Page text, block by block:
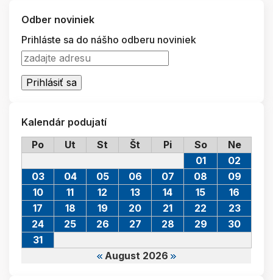
Odber noviniek
Prihláste sa do nášho odberu noviniek
Kalendár podujatí
Po
Ut St Št Pi So Ne
August 2026
01
02
03
04 05 06 07 08
09
10
11 12 13 14 15
16
17
18 19 20 21 22
23
24
25 26 27 28 29
30
31